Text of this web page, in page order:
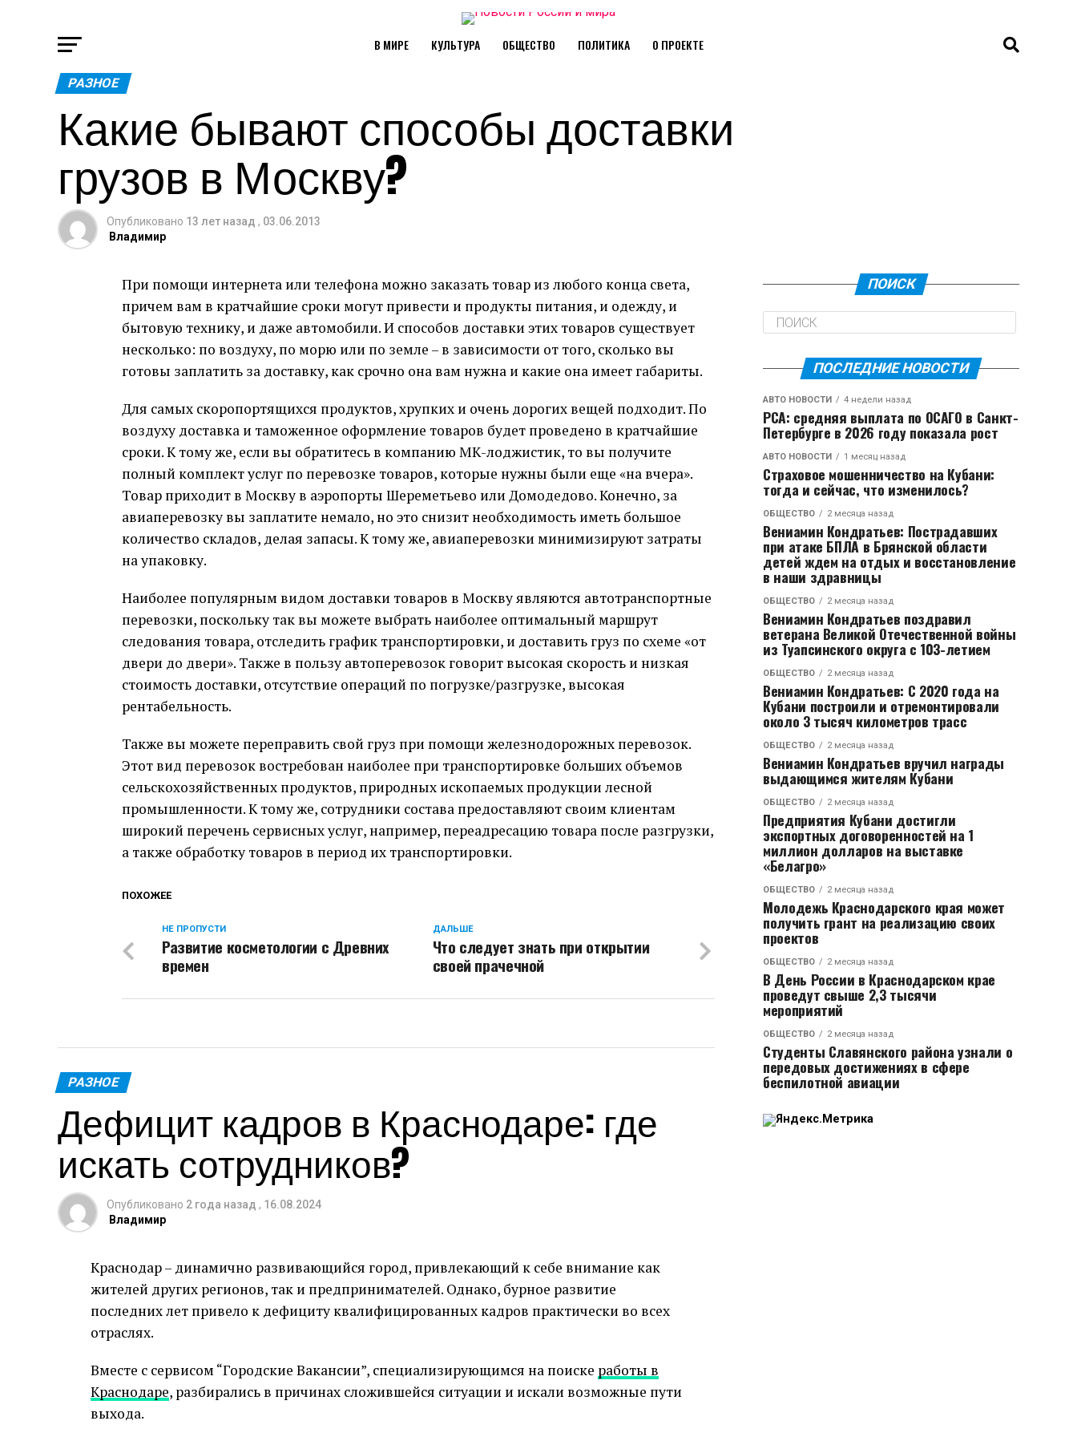
В МИРЕ КУЛЬТУРА ОБЩЕСТВО ПОЛИТИКА О ПРОЕКТЕ
РАЗНОЕ
Какие бывают способы доставки
грузов в Москву?
Опубликовано 13 лет назад , 03.06.2013
Владимир
При помощи интернета или телефона можно заказать товар из любого конца света,
причем вам в кратчайшие сроки могут привести и продукты питания, и одежду, и
бытовую технику, и даже автомобили. И способов доставки этих товаров существует
несколько: по воздуху, по морю или по земле – в зависимости от того, сколько вы
готовы заплатить за доставку, как срочно она вам нужна и какие она имеет габариты.
Для самых скоропортящихся продуктов, хрупких и очень дорогих вещей подходит. По
воздуху доставка и таможенное оформление товаров будет проведено в кратчайшие
сроки. К тому же, если вы обратитесь в компанию МК-лоджистик, то вы получите
полный комплект услуг по перевозке товаров, которые нужны были еще «на вчера».
Товар приходит в Москву в аэропорты Шереметьево или Домодедово. Конечно, за
авиаперевозку вы заплатите немало, но это снизит необходимость иметь большое
количество складов, делая запасы. К тому же, авиаперевозки минимизируют затраты
на упаковку.
Наиболее популярным видом доставки товаров в Москву являются автотранспортные
перевозки, поскольку так вы можете выбрать наиболее оптимальный маршрут
следования товара, отследить график транспортировки, и доставить груз по схеме «от
двери до двери». Также в пользу автоперевозок говорит высокая скорость и низкая
стоимость доставки, отсутствие операций по погрузке/разгрузке, высокая
рентабельность.
Также вы можете переправить свой груз при помощи железнодорожных перевозок.
Этот вид перевозок востребован наиболее при транспортировке больших объемов
сельскохозяйственных продуктов, природных ископаемых продукции лесной
промышленности. К тому же, сотрудники состава предоставляют своим клиентам
широкий перечень сервисных услуг, например, переадресацию товара после разгрузки,
а также обработку товаров в период их транспортировки.
ПОХОЖЕЕ
ДАЛЬШЕ
Что следует знать при открытии
своей прачечной
НЕ ПРОПУСТИ
Развитие косметологии с Древних
времен
РАЗНОЕ
Дефицит кадров в Краснодаре: где
искать сотрудников?
Опубликовано 2 года назад , 16.08.2024
Владимир
Краснодар – динамично развивающийся город, привлекающий к себе внимание как
жителей других регионов, так и предпринимателей. Однако, бурное развитие
последних лет привело к дефициту квалифицированных кадров практически во всех
отраслях.
Вместе с сервисом “Городские Вакансии”, специализирующимся на поиске работы в
Краснодаре, разбирались в причинах сложившейся ситуации и искали возможные пути
выхода.
ПОИСК
ПОСЛЕДНИЕ НОВОСТИ
АВТО НОВОСТИ 4 недели назад
РСА: средняя выплата по ОСАГО в Санкт-
Петербурге в 2026 году показала рост
АВТО НОВОСТИ 1 месяц назад
Страховое мошенничество на Кубани:
тогда и сейчас, что изменилось?
ОБЩЕСТВО 2 месяца назад
Вениамин Кондратьев: Пострадавших
при атаке БПЛА в Брянской области
детей ждем на отдых и восстановление
в наши здравницы
ОБЩЕСТВО 2 месяца назад
Вениамин Кондратьев поздравил
ветерана Великой Отечественной войны
из Туапсинского округа с 103-летием
ОБЩЕСТВО 2 месяца назад
Вениамин Кондратьев: С 2020 года на
Кубани построили и отремонтировали
около 3 тысяч километров трасс
ОБЩЕСТВО 2 месяца назад
Вениамин Кондратьев вручил награды
выдающимся жителям Кубани
ОБЩЕСТВО 2 месяца назад
Предприятия Кубани достигли
экспортных договоренностей на 1
миллион долларов на выставке
«Белагро»
ОБЩЕСТВО 2 месяца назад
Молодежь Краснодарского края может
получить грант на реализацию своих
проектов
ОБЩЕСТВО 2 месяца назад
В День России в Краснодарском крае
проведут свыше 2,3 тысячи
мероприятий
ОБЩЕСТВО 2 месяца назад
Студенты Славянского района узнали о
передовых достижениях в сфере
беспилотной авиации